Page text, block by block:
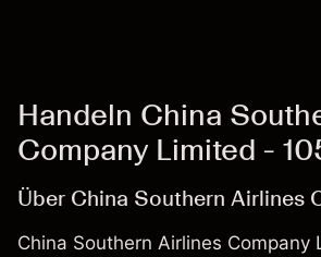
Handeln China
Company Limited -
Über China Southern Airlines
China Southern Airlines Company